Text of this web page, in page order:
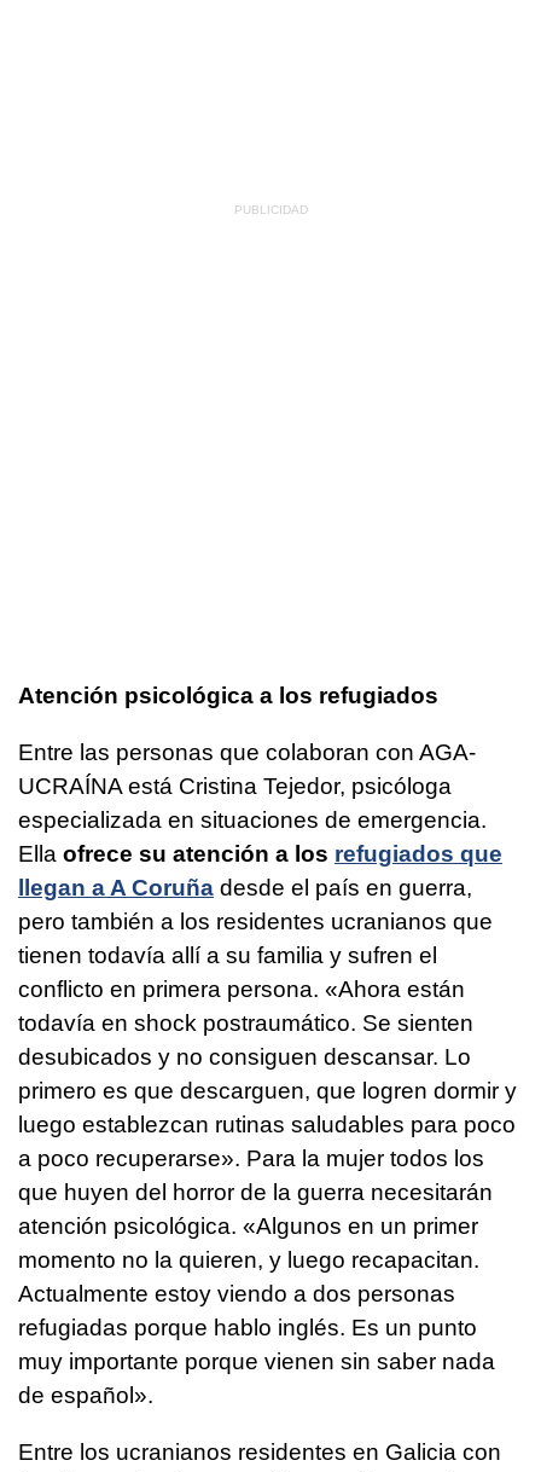
Atención psicológica a los refugiados
Entre las personas que colaboran con AGA-
UCRAÍNA está Cristina Tejedor, psicóloga
especializada en situaciones de emergencia.
Ella ofrece su atención a los refugiados que
llegan a A Coruña desde el país en guerra,
pero también a los residentes ucranianos que
tienen todavía allí a su familia y sufren el
conflicto en primera persona. «Ahora están
todavía en shock postraumático. Se sienten
desubicados y no consiguen descansar. Lo
primero es que descarguen, que logren dormir y
luego establezcan rutinas saludables para poco
a poco recuperarse». Para la mujer todos los
que huyen del horror de la guerra necesitarán
atención psicológica. «Algunos en un primer
momento no la quieren, y luego recapacitan.
Actualmente estoy viendo a dos personas
refugiadas porque hablo inglés. Es un punto
muy importante porque vienen sin saber nada
de español».
Entre los ucranianos residentes en Galicia con